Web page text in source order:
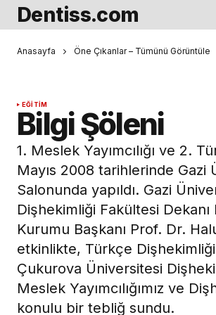
Dentiss.com
Anasayfa Öne Çıkanlar – Tümünü Görüntüle
EĞITIM
Bilgi Şöleni
1. Meslek Yayımcılığı ve 2.
Mayıs 2008 tarihlerinde
Salonunda yapıldı. Gazi
Dişhekimliği Fakültesi
Kurumu Başkanı Prof. Dr.
etkinlikte, Türkçe
Çukurova Üniversitesi
Meslek Yayımcılığımız ve
konulu bir tebliğ sundu.